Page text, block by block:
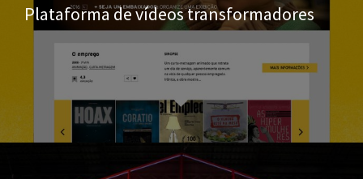
Plataforma de vídeos transformadores